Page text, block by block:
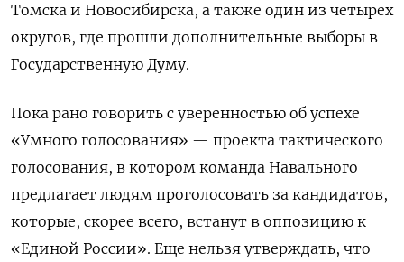
Томска и Новосибирска, а также один из четырех
округов, где прошли дополнительные выборы в
Государственную Думу.
Пока рано говорить с уверенностью об успехе
«Умного голосования» — проекта тактического
голосования, в котором команда Навального
предлагает людям проголосовать за кандидатов,
которые, скорее всего, встанут в оппозицию к
«Единой России». Еще нельзя утверждать, что